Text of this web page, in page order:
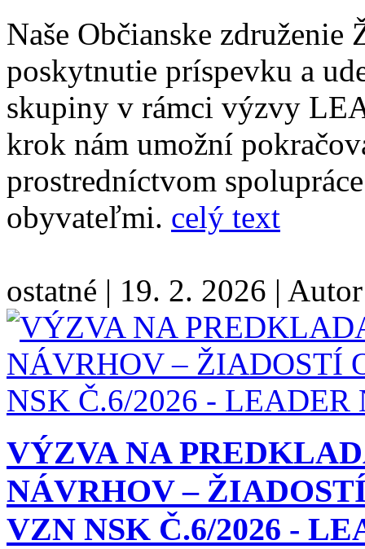
Naše Občianske
poskytnutie príspevku a
skupiny v rámci výzvy
krok nám umožní
prostredníctvom
obyvateľmi. celý text
ostatné | 19. 2. 2026 |
VÝZVA NA
NÁVRHOV –
VZN NSK Č.6/2026 -